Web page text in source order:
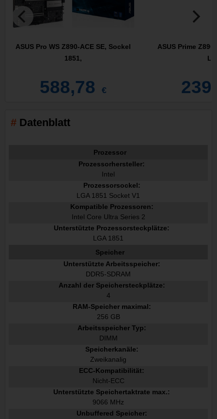
ASUS Pro WS Z890-ACE SE, Sockel
1851,
588,78 €
ASUS Prime
Datenblatt
Prozessor
Prozessorhersteller:
Intel
Prozessorsockel:
LGA 1851 Socket V1
Kompatible Prozessoren:
Intel Core Ultra Series 2
Unterstützte Prozessorsteckplätze:
LGA 1851
Speicher
Unterstützte Arbeitsspeicher:
DDR5-SDRAM
Anzahl der Speichersteckplätze:
4
RAM-Speicher maximal:
256 GB
Arbeitsspeicher Typ:
DIMM
Speicherkanäle:
Zweikanalig
ECC-Kompatibilität:
Nicht-ECC
Unterstützte Speichertaktrate max.:
9066 MHz
Unbuffered Speicher: